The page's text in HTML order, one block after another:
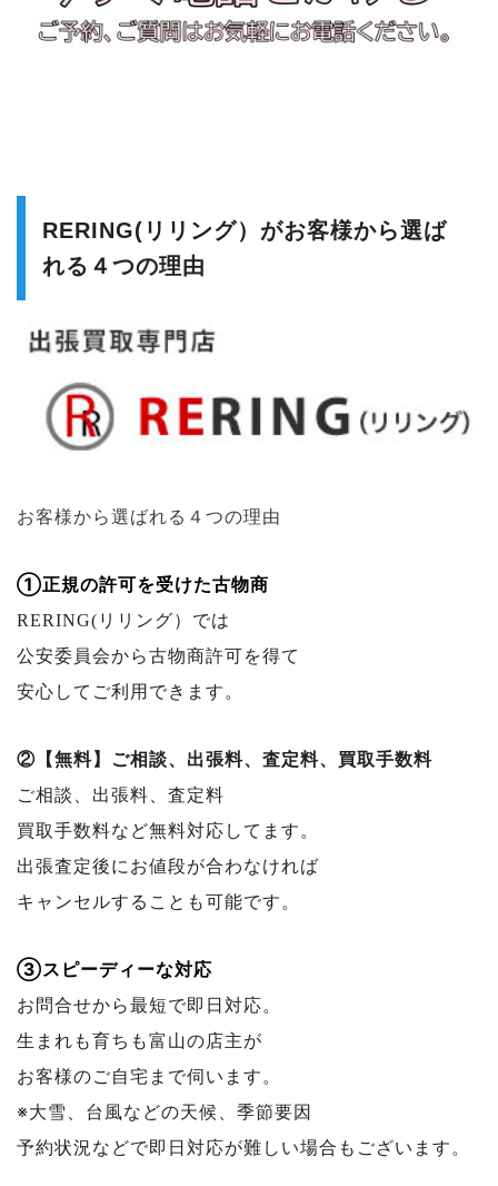
RERING(リリング）がお客様から選ば
れる４つの理由
お客様から選ばれる４つの理由
①正規の許可を受けた古物商
RERING(リリング）では
公安委員会から古物商許可を得て
安心してご利用できます。
②【無料】ご相談、出張料、査定料、買取手数料
ご相談、出張料、査定料
買取手数料など無料対応してます。
出張査定後にお値段が合わなければ
キャンセルすることも可能です。
③スピーディーな対応
お問合せから最短で即日対応。
生まれも育ちも富山の店主が
お客様のご自宅まで伺います。
※大雪、台風などの天候、季節要因
予約状況などで即日対応が難しい場合もございます。